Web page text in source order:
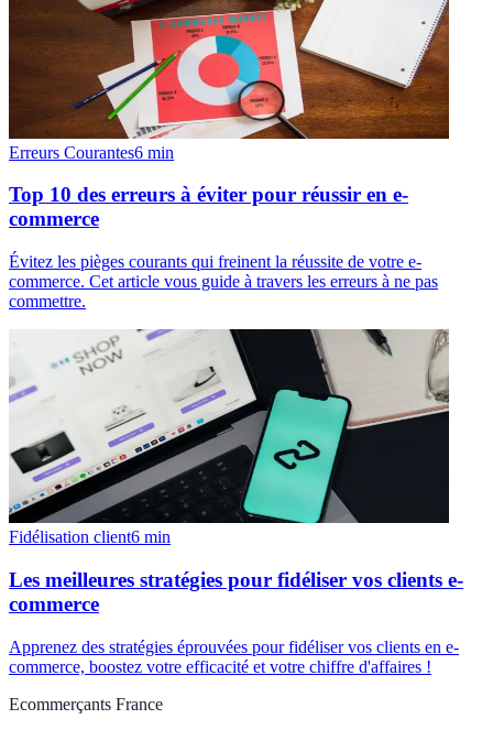
Erreurs Courantes6 min
Top 10 des erreurs à éviter pour réussir en e-
commerce
Évitez les pièges courants qui freinent la réussite de votre e-
commerce. Cet article vous guide à travers les erreurs à ne pas
commettre.
Fidélisation client6 min
Les meilleures stratégies pour fidéliser vos clients e-
commerce
Apprenez des stratégies éprouvées pour fidéliser vos clients en e-
commerce, boostez votre efficacité et votre chiffre d'affaires !
Ecommerçants France